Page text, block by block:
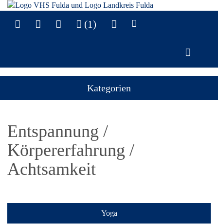
(1)
Kategorien
Entspannung /
Körpererfahrung /
Achtsamkeit
Yoga